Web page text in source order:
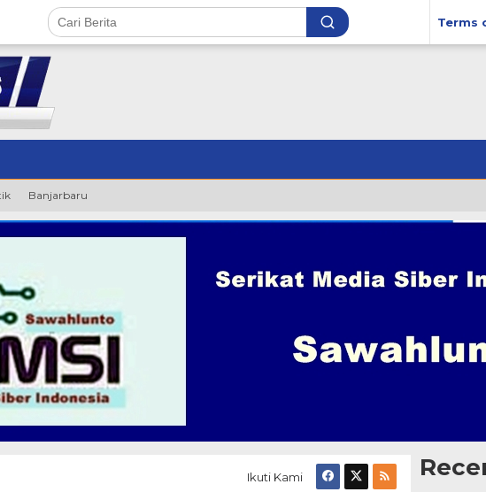
Terms
Banjarbaru
Ikuti Kami